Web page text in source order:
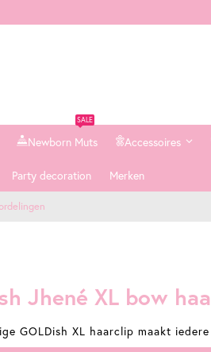
Newborn Muts
SALE
Accessoires
Party decoration Merken
Jhené XL bow
GOLDish XL haarclip maakt